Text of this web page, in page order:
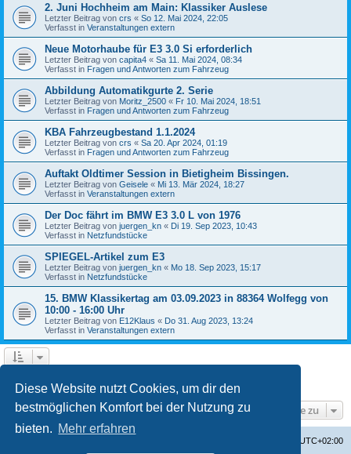
Diese Website nutzt Cookies, um dir den
bestmöglichen Komfort bei der Nutzung zu
bieten. Mehr erfahren
2. Juni Hochheim am Main: Klassiker Auslese
Letzter Beitrag von crs « So 12. Mai 2024, 22:05
Verfasst in Veranstaltungen extern
Neue Motorhaube für E3 3.0 Si erforderlich
Letzter Beitrag von capita4 « Sa 11. Mai 2024, 08:34
Verfasst in Fragen und Antworten zum Fahrzeug
Abbildung Automatikgurte 2. Serie
Letzter Beitrag von Moritz_2500 « Fr 10. Mai 2024, 18:51
Verfasst in Fragen und Antworten zum Fahrzeug
KBA Fahrzeugbestand 1.1.2024
Letzter Beitrag von crs « Sa 20. Apr 2024, 01:19
Verfasst in Fragen und Antworten zum Fahrzeug
Auftakt Oldtimer Session in Bietigheim Bissingen.
Letzter Beitrag von Geisele « Mi 13. Mär 2024, 18:27
Verfasst in Veranstaltungen extern
Der Doc fährt im BMW E3 3.0 L von 1976
Letzter Beitrag von juergen_kn « Di 19. Sep 2023, 10:43
Verfasst in Netzfundstücke
SPIEGEL-Artikel zum E3
Letzter Beitrag von juergen_kn « Mo 18. Sep 2023, 15:17
Verfasst in Netzfundstücke
15. BMW Klassikertag am 03.09.2023 in 88364 Wolfegg von
10:00 - 16:00 Uhr
Letzter Beitrag von E12Klaus « Do 31. Aug 2023, 13:24
Verfasst in Veranstaltungen extern
Gehe zu
UTC+02:00